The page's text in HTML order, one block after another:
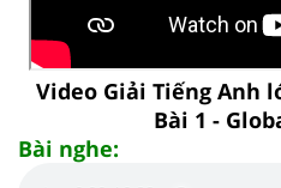
Video Giải Tiếng Anh
Bài 1 -
Bài nghe: